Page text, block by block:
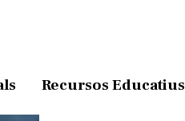
Recursos Educatius